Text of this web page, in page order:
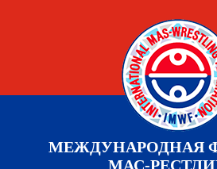
МЕЖДУНАРОДНАЯ
МАС-